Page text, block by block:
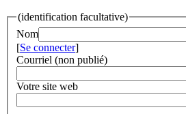
(identification facultative)
Nom
[Se connecter]
Courriel (non publié)
Votre site web